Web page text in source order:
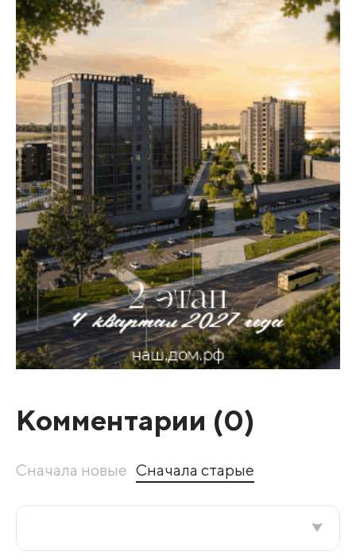
Комментарии (0)
Сначала новые Сначала старые